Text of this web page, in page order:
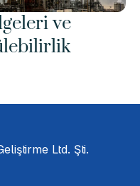
ve
Ltd. Şti.